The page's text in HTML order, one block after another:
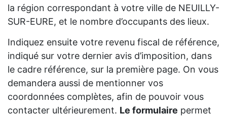
la région correspondant à votre ville de NEUILLY-
SUR-EURE, et le nombre d’occupants des lieux.
Indiquez ensuite votre revenu fiscal de référence,
indiqué sur votre dernier avis d’imposition, dans
le cadre référence, sur la première page. On vous
demandera aussi de mentionner vos
coordonnées complètes, afin de pouvoir vous
contacter ultérieurement. Le formulaire permet